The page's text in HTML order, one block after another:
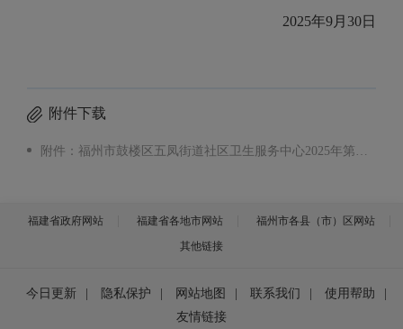
2025年9月30日
附件下载
附件：福州市鼓楼区五凤街道社区卫生服务中心2025年第三方检验外送服务竞争性磋商文件.pdf
福建省政府网站 福建省各地市网站
福州市各县（市）区网站
其他链接
今日更新 隐私保护 网站地图 联系我们 使用帮助
友情链接